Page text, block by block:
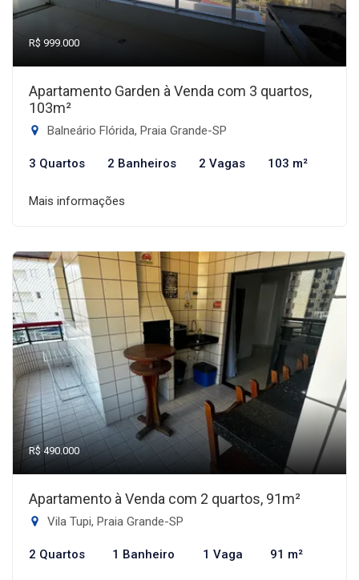
R$ 999.000
Apartamento Garden à Venda com 3 quartos,
103m²
Balneário Flórida, Praia Grande-SP
3 Quartos 2 Banheiros 2 Vagas 103 m²
Mais informações
R$ 490.000
Apartamento à Venda com 2 quartos, 91m²
Vila Tupi, Praia Grande-SP
2 Quartos 1 Banheiro 1 Vaga 91 m²